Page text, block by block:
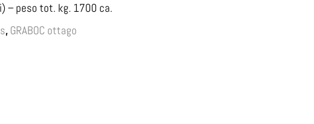
– peso tot. kg. 1700 ca.
, GRABOC ottago